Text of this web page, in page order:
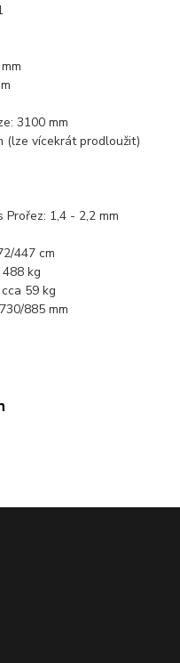
3100 mm
(lze vícekrát prodloužit)
1,4 - 2,2 mm
447 cm
kg
59 kg
885 mm